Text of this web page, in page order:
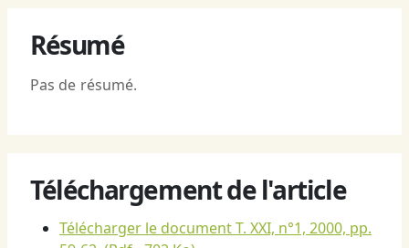
Résumé
Pas de résumé.
Téléchargement de l'article
Télécharger le document T. XXI, n°1, 2000, pp.